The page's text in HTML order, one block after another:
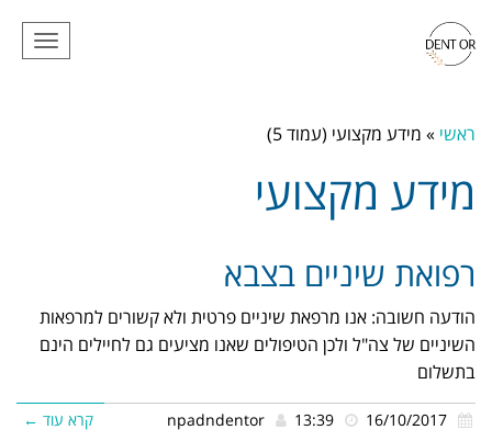
תפריט
ראשי » מידע מקצועי (עמוד 5)
מידע מקצועי
רפואת שיניים בצבא
הודעה חשובה: אנו מרפאת שיניים פרטית ולא קשורים למרפאות
השיניים של צה"ל ולכן הטיפולים שאנו מציעים גם לחיילים הינם
בתשלום
npadndentor קרא עוד ←